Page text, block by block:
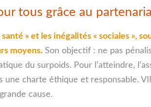
tous grâce au
» et les inégalités « sociales »,
moyens. Son objectif : ne pas
du surpoids. Pour l’atteindre,
une charte éthique et responsable.
cause.